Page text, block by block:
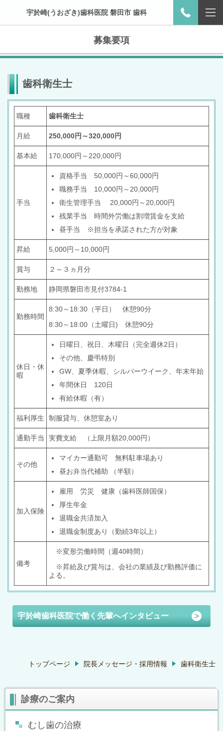
宇於崎(うおざき)歯科医院 磐田市 歯科
募集要項
歯科衛生士
職種 歯科衛生士
月給 250,000円～320,000円
基本給 170,000円～220,000円
手当
資格手当 50,000円～60,000円
職務手当 10,000円～20,000円
衛生管理手当 20,000円～20,000円
残業手当 時間外労働は割増賃金を支給
昼手当 ※担当を承諾された方が対象
昇給 5,000円～10,000円
賞与 ２～３ヵ月分
勤務地 静岡県磐田市見付3784-1
勤務時間
8:30～18:30（平日） 休憩90分
8:30～18:00（土曜日) 休憩90分
休日・休
暇
日曜日、祝日、木曜日（完全週休2日）
その他、慶弔特別
GW、夏季休暇、シルバーウイーク、年末年始
年間休日 120日
有給休暇（有）
福利厚生 制服貸与、休憩室あり
通勤手当 実費支給 （上限月額20,000円）
その他
マイカー通勤可 無料駐車場あり
昼お弁当代補助 （半額）
加入保険
雇用 労災 健康（歯科医師国保）
厚生年金
退職金共済加入
退職金制度あり（勤続3年以上）
備考
※変形労働時間（週40時間）
※昇給及び賞与は、会社の業績及び勤務評価に
よる。
宇於崎歯科医院で働く先輩へインタビュー
トップページ 院長メッセージ・採用情報 歯科衛生士
診療のご案内
むし歯の治療